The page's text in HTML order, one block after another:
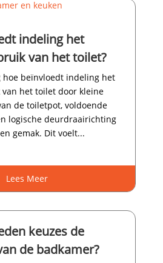
indeling het
van het toilet?
hoe beïnvloedt indeling het
het toilet door kleine
de toiletpot, voldoende
logische deurdraairichting
gemak.​ Dit voelt...
Lees Meer
keuzes de
de badkamer?